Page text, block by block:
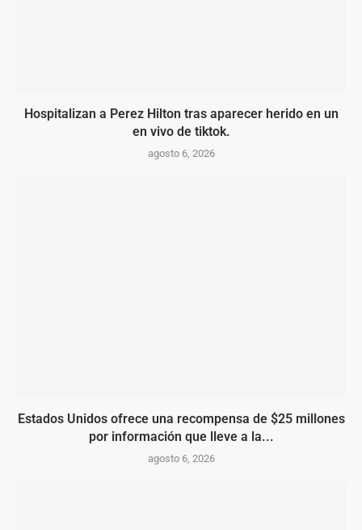
Hospitalizan a Perez Hilton tras aparecer herido en un
en vivo de tiktok.
agosto 6, 2026
Estados Unidos ofrece una recompensa de $25 millones
por información que lleve a la...
agosto 6, 2026